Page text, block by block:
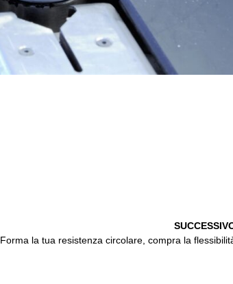
Forma la tua resistenza circolare, compra la